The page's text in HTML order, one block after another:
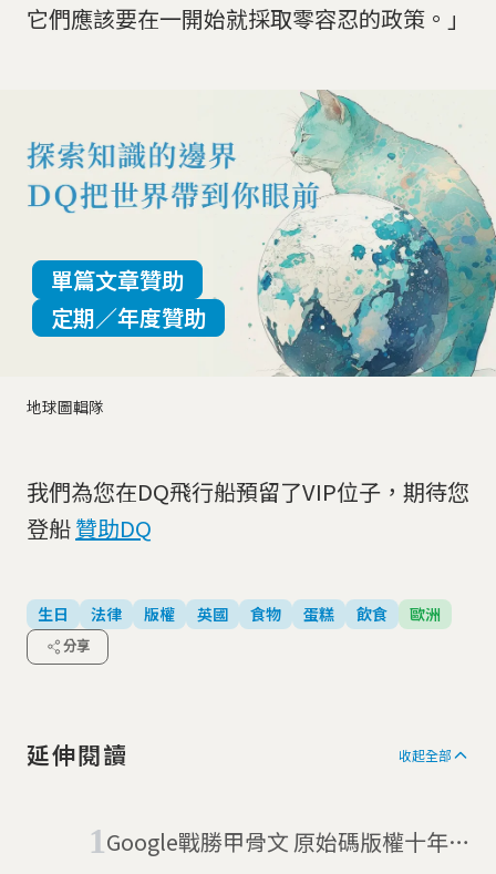
它們應該要在一開始就採取零容忍的政策。」
地球圖輯隊
單篇文章贊助
定期／年度贊助
我們為您在DQ飛行船預留了VIP位子，期待您
登船贊助DQ
生日 法律 版權 英國 食物 蛋糕 飲食 歐洲
分享
延伸閱讀 收起全部
Google戰勝甲骨文 原始碼版權十年